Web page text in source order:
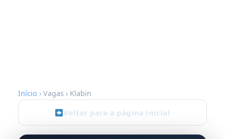
Início › Vagas › Klabin
Voltar para a página inicial